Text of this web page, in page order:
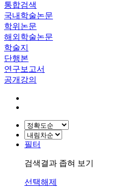
통합검색
국내학술논문
학위논문
해외학술논문
학술지
단행본
연구보고서
공개강의
필터
검색결과 좁혀 보기
선택해제